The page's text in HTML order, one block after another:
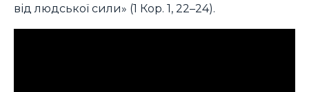
від людської сили» (1 Кор. 1, 22–24).